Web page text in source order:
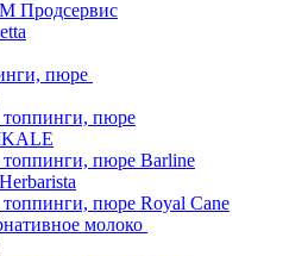
Продсервис
пюре
пюре
пюре Barline
пюре Royal Cane
молоко